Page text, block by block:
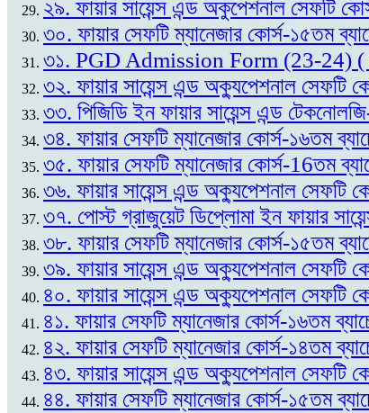
২৯. ফায়ার সায়েন্স এন্ড অকুপেশনাল সেফটি
৩০. ফায়ার সেফটি ম্যানেজার কোর্স-১৫তম
৩১. PGD Admission Form (23-24) (
৩২. ফায়ার সায়েন্স এন্ড অক্যুপেশনাল সেফটি
৩৩. পিজিডি ইন ফায়ার সায়েন্স এন্ড
৩৪. ফায়ার সেফটি ম্যানেজার কোর্স-১৬তম
৩৫. ফায়ার সেফটি ম্যানেজার কোর্স-16তম
৩৬. ফায়ার সায়েন্স এন্ড অক্যুপেশনাল সেফটি
৩৭. পোস্ট গ্রাজুয়েট ডিপ্লোমা ইন ফায়ার
৩৮. ফায়ার সেফটি ম্যানেজার কোর্স-১৫তম
৩৯. ফায়ার সায়েন্স এন্ড অক্যুপেশনাল সেফটি
৪০. ফায়ার সায়েন্স এন্ড অক্যুপেশনাল সেফটি
৪১. ফায়ার সেফটি ম্যানেজার কোর্স-১৬তম
৪২. ফায়ার সেফটি ম্যানেজার কোর্স-১৪তম
৪৩. ফায়ার সায়েন্স এন্ড অক্যুপেশনাল সেফটি
৪৪. ফায়ার সেফটি ম্যানেজার কোর্স-১৫তম